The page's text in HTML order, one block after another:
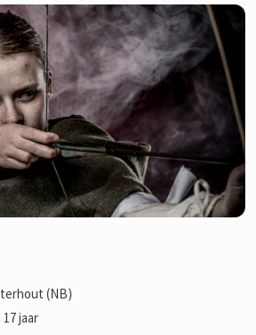
(NB)
jaar